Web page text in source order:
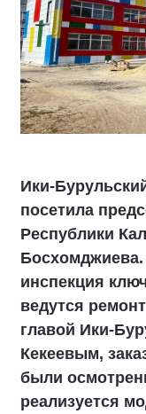
посетила
Республики
Босхомджиева.
инспекция
ведутся
главой
Кекеевым,
были
реализуется